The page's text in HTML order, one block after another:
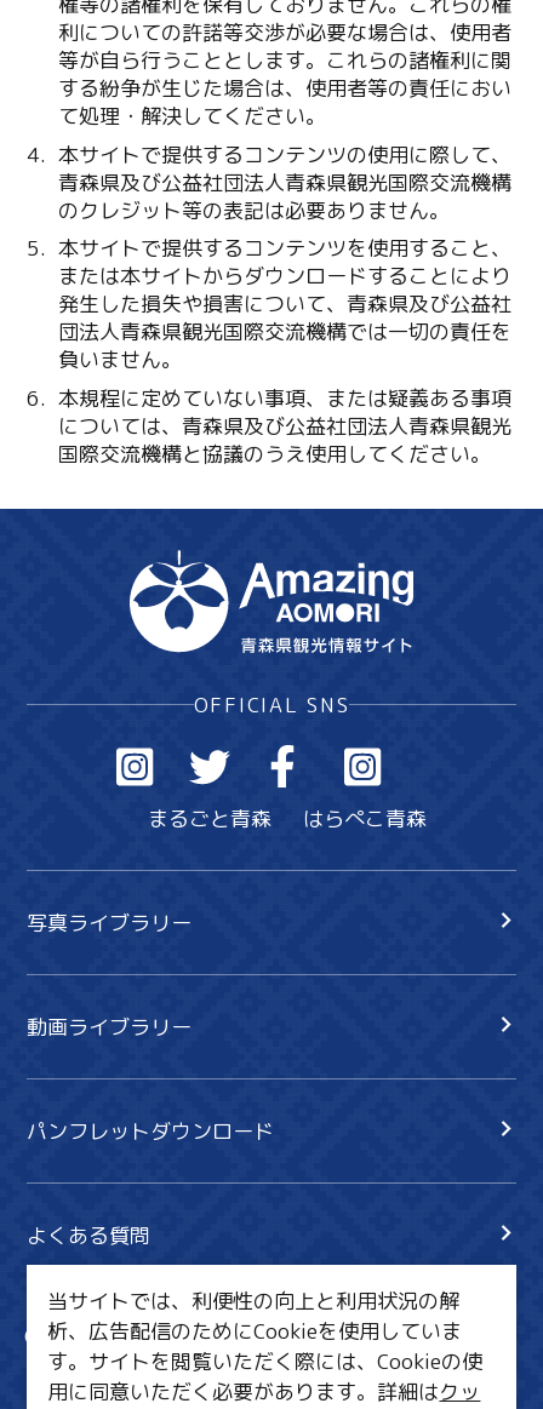
利についての許諾等交渉が必要な場合は、使用者
等が自ら行うこととします。これらの諸権利に関
する紛争が生じた場合は、使用者等の責任におい
て処理・解決してください。
本サイトで提供するコンテンツの使用に際して、
青森県及び公益社団法人青森県観光国際交流機構
のクレジット等の表記は必要ありません。
本サイトで提供するコンテンツを使用すること、
または本サイトからダウンロードすることにより
発生した損失や損害について、青森県及び公益社
団法人青森県観光国際交流機構では一切の責任を
負いません。
本規程に定めていない事項、または疑義ある事項
については、青森県及び公益社団法人青森県観光
国際交流機構と協議のうえ使用してください。
OFFICIAL SNS
まるごと青森 はらぺこ青森
写真ライブラリー
動画ライブラリー
パンフレットダウンロード
よくある質問
サイト内検索
共有
行きたいリスト
当サイトでは、利便性の向上と利用状況の解
析、広告配信のためにCookieを使用していま
す。サイトを閲覧いただく際には、Cookieの使
用に同意いただく必要があります。詳細はクッ